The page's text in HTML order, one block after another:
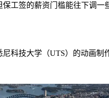
工签的薪资门槛能往下调一
科技大学（UTS）的动画